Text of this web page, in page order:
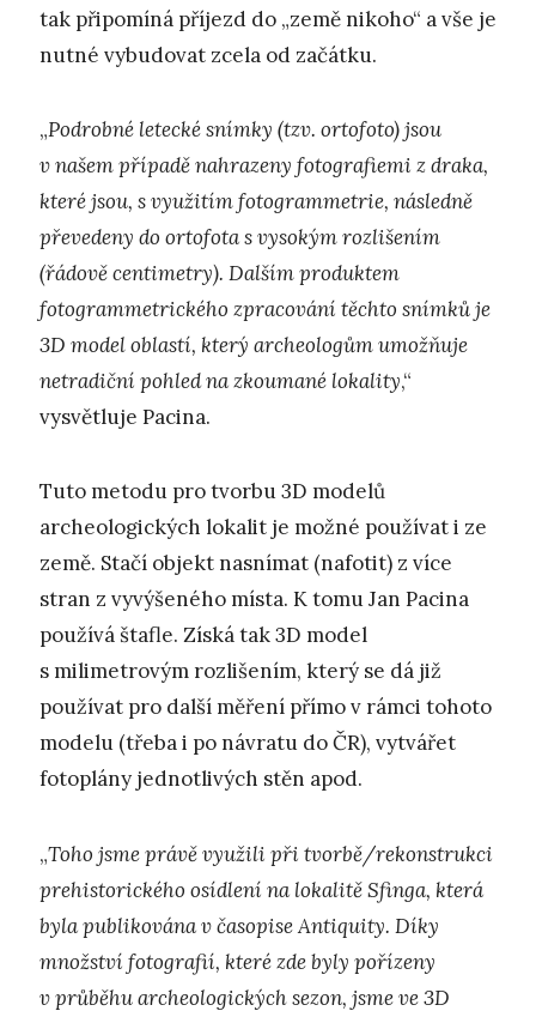
tak připomíná příjezd do „země nikoho“ a vše je
nutné vybudovat zcela od začátku.
„Podrobné letecké snímky (tzv. ortofoto) jsou
v našem případě nahrazeny fotografiemi z draka,
které jsou, s využitím fotogrammetrie, následně
převedeny do ortofota s vysokým rozlišením
(řádově centimetry). Dalším produktem
fotogrammetrického zpracování těchto snímků je
3D model oblastí, který archeologům umožňuje
netradiční pohled na zkoumané lokality,“
vysvětluje Pacina.
Tuto metodu pro tvorbu 3D modelů
archeologických lokalit je možné používat i ze
země. Stačí objekt nasnímat (nafotit) z více
stran z vyvýšeného místa. K tomu Jan Pacina
používá štafle. Získá tak 3D model
s milimetrovým rozlišením, který se dá již
používat pro další měření přímo v rámci tohoto
modelu (třeba i po návratu do ČR), vytvářet
fotoplány jednotlivých stěn apod.
„Toho jsme právě využili při tvorbě/rekonstrukci
prehistorického osídlení na lokalitě Sfinga, která
byla publikována v časopise Antiquity. Díky
množství fotografií, které zde byly pořízeny
v průběhu archeologických sezon, jsme ve 3D